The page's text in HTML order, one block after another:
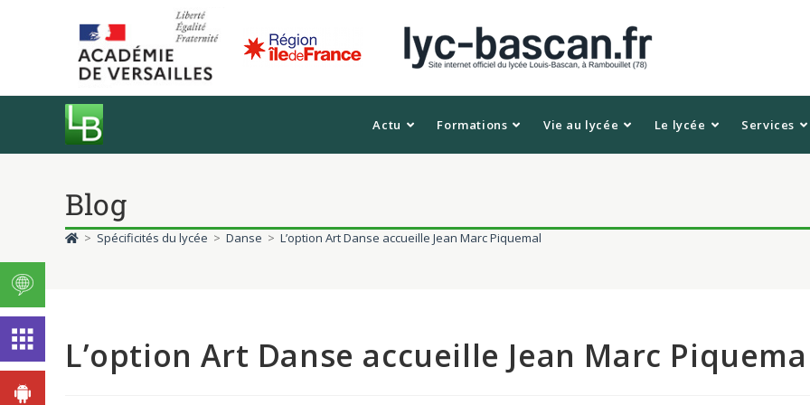
Actu Formations Vie au lycée Le lycée Services
Blog
> Spécificités du lycée > Danse > L’option Art Danse accueille Jean Marc Piquemal
L’option Art Danse accueille Jean Marc